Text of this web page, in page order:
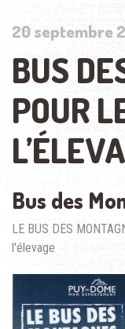
20 septembre
BUS
POUR
Bus des
LE BUS DES
l'élevage